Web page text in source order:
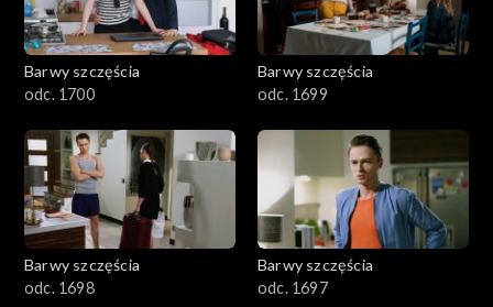
3101-3200
3001-3100
2901-3000
2801–2900
2701–2800
Barwy szczęścia
odc. 1700
Barwy szczęścia
odc. 1699
Barwy szczęścia
odc. 1698
Barwy szczęścia
odc. 1697